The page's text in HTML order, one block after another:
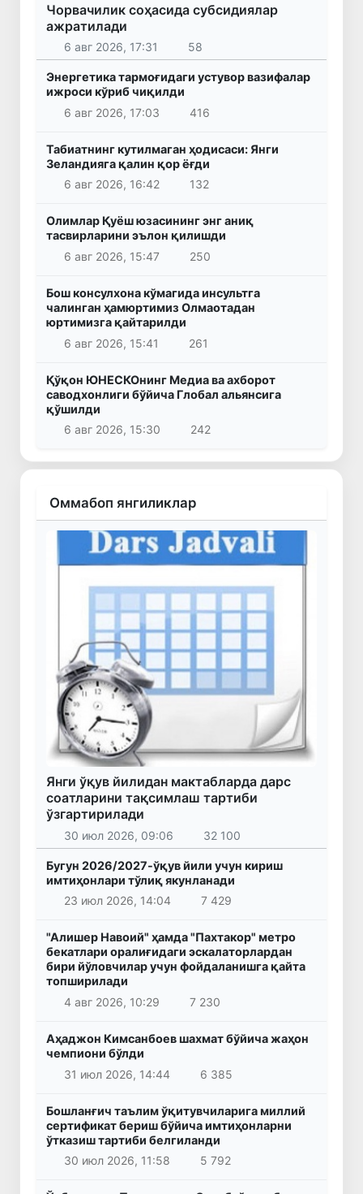
Чорвачилик соҳасида субсидиялар
ажратилади
6 авг 2026, 17:31 58
Энергетика тармоғидаги устувор вазифалар
ижроси кўриб чиқилди
6 авг 2026, 17:03
416
Табиатнинг кутилмаган ҳодисаси: Янги
Зеландияга қалин қор ёғди
6 авг 2026, 16:42
132
Олимлар Қуёш юзасининг энг аниқ
тасвирларини эълон қилишди
6 авг 2026, 15:47
250
Бош консулхона кўмагида инсультга
чалинган ҳамюртимиз Олмаотадан
юртимизга қайтарилди
6 авг 2026, 15:41
261
Қўқон ЮНЕСКОнинг Медиа ва ахборот
саводхонлиги бўйича Глобал альянсига
қўшилди
6 авг 2026, 15:30
242
Оммабоп янгиликлар
Янги ўқув йилидан мактабларда дарс
соатларини тақсимлаш тартиби
ўзгартирилади
30 июл 2026, 09:06 32 100
Бугун 2026/2027-ўқув йили учун кириш
имтиҳонлари тўлиқ якунланади
23 июл 2026, 14:04
7 429
"Алишер Навоий" ҳамда "Пахтакор" метро
бекатлари оралиғидаги эскалаторлардан
бири йўловчилар учун фойдаланишга қайта
топширилади
4 авг 2026, 10:29
7 230
Аҳаджон Кимсанбоев шахмат бўйича жаҳон
чемпиони бўлди
31 июл 2026, 14:44
6 385
Бошланғич таълим ўқитувчиларига миллий
сертификат бериш бўйича имтиҳонларни
ўтказиш тартиби белгиланди
30 июл 2026, 11:58
5 792